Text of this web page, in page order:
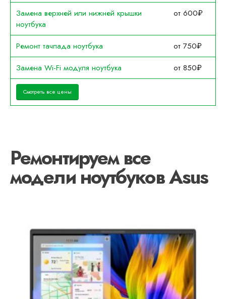
Замена верхней или нижней крышки
ноутбука
от 600₽
Ремонт тачпада ноутбука
от 750₽
Замена Wi-Fi модуля ноутбука
от 850₽
Смотреть все цены
Ремонтируем все
модели ноутбуков Asus